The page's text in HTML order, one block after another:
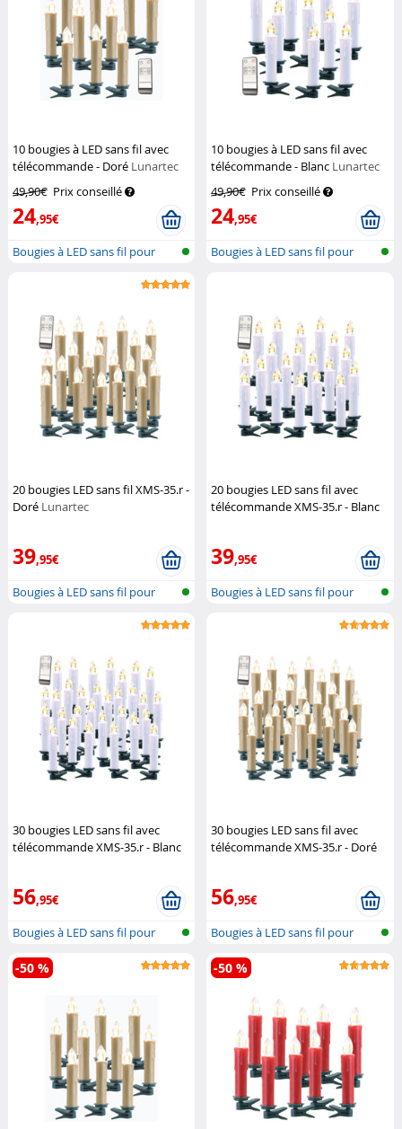
10 bougies à LED sans fil avec
télécommande - Doré Lunartec
49,90€ Prix conseillé
24,95€
Bougies à LED sans fil pour
10 bougies à LED sans fil avec
télécommande - Blanc Lunartec
49,90€ Prix conseillé
24,95€
Bougies à LED sans fil pour
20 bougies LED sans fil XMS-35.r -
Doré Lunartec
39,95€
Bougies à LED sans fil pour
20 bougies LED sans fil avec
télécommande XMS-35.r - Blanc
39,95€
Bougies à LED sans fil pour
30 bougies LED sans fil avec
télécommande XMS-35.r - Blanc
56,95€
Bougies à LED sans fil pour
sapin d...
30 bougies LED sans fil avec
télécommande XMS-35.r - Doré
56,95€
Bougies à LED sans fil pour
sapin d...
-50 % -50 %